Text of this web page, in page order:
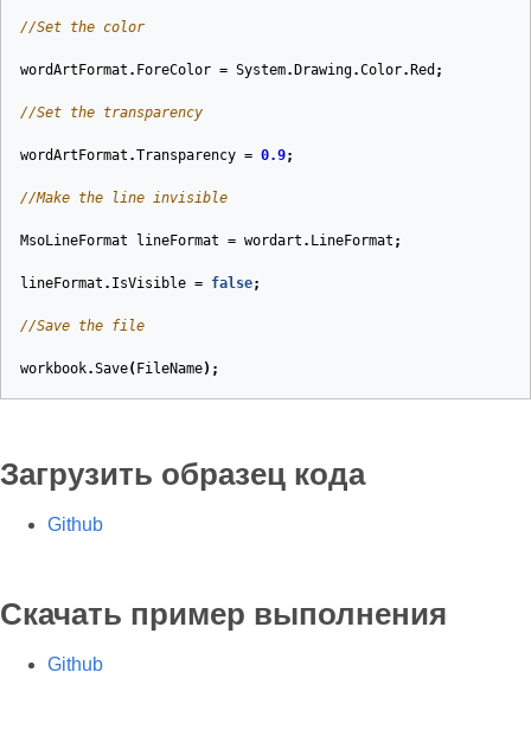
//Set the color
wordArtFormat . ForeColor = System. Drawing.Color. Red ;
//Set the transparency
wordArtFormat .Transparency = 0.9;
//Make the line invisible
MsoLineFormat lineFormat = wordart . LineFormat ;
lineFormat . IsVisible = false;
//Save the file
workbook.Save( FileName);
Загрузить образец кода
Github
Скачать пример выполнения
Github